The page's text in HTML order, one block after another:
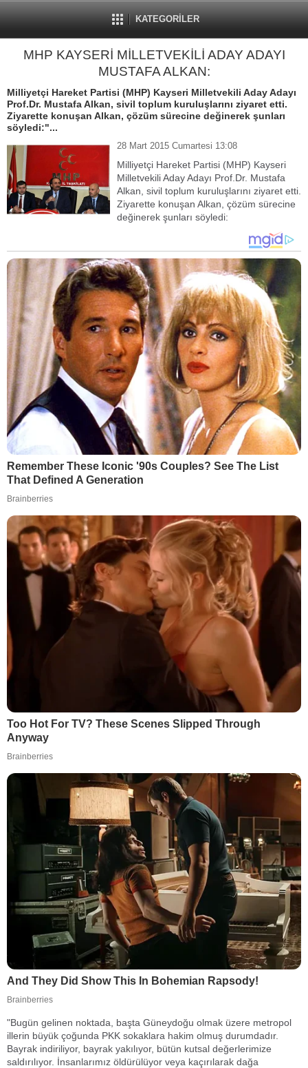
KATEGORİLER
MHP KAYSERİ MİLLETVEKİLİ ADAY ADAYI
MUSTAFA ALKAN:
Milliyetçi Hareket Partisi (MHP) Kayseri Milletvekili Aday Adayı
Prof.Dr. Mustafa Alkan, sivil toplum kuruluşlarını ziyaret etti.
Ziyarette konuşan Alkan, çözüm sürecine değinerek şunları
söyledi:"...
28 Mart 2015 Cumartesi 13:08
Milliyetçi Hareket Partisi (MHP) Kayseri
Milletvekili Aday Adayı Prof.Dr. Mustafa
Alkan, sivil toplum kuruluşlarını ziyaret etti.
Ziyarette konuşan Alkan, çözüm sürecine
değinerek şunları söyledi:
"Bugün gelinen noktada, başta Güneydoğu olmak üzere metropol
illerin büyük çoğunda PKK sokaklara hakim olmuş durumdadır.
Bayrak indiriliyor, bayrak yakılıyor, bütün kutsal değerlerimize
saldırılıyor. İnsanlarımız öldürülüyor veya kaçırılarak dağa